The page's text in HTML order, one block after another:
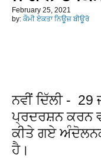
February 25, 2021
by: ਕੌਮੀ ਏਕਤਾ ਨਿਊਜ਼ ਬੀਊਰੋ
ਨਵੀਂ ਦਿੱਲੀ - 29
ਪ੍ਰਦਰਸ਼ਨ ਕਰਨ
ਕੀਤੇ ਗਏ
ਹੈ।